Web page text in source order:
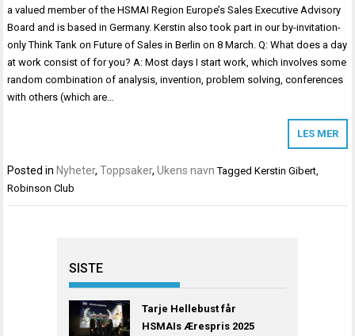
a valued member of the HSMAI Region Europe’s Sales Executive Advisory
Board and is based in Germany. Kerstin also took part in our by-invitation-
only Think Tank on Future of Sales in Berlin on 8 March. Q: What does a day
at work consist of for you? A: Most days I start work, which involves some
random combination of analysis, invention, problem solving, conferences
with others (which are…
LES MER
Posted in Nyheter,Toppsaker,Ukens navn TaggedKerstin Gibert,
Robinson Club
SISTE
Tarje Hellebust får
HSMAIs Ærespris 2025